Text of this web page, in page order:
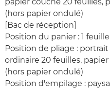
(hors papier ondulé)
[Bac de réception]
Position du panier : 1
Position de pliage : portrait
ordinaire 20 feuilles,
(hors papier ondulé)
Position d'empilage :